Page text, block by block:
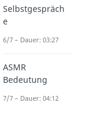
Selbstgespräch
e
6/7 – Dauer: 03:27
ASMR
Bedeutung
7/7 – Dauer: 04:12